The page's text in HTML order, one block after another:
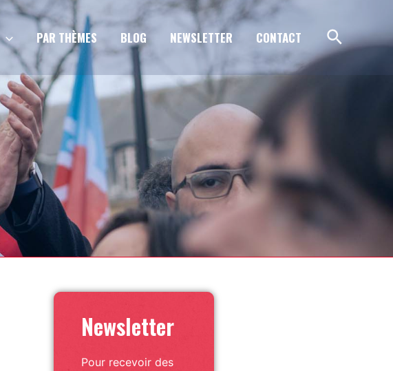
PAR THÈMES BLOG NEWSLETTER CONTACT
Newsletter
Pour recevoir des